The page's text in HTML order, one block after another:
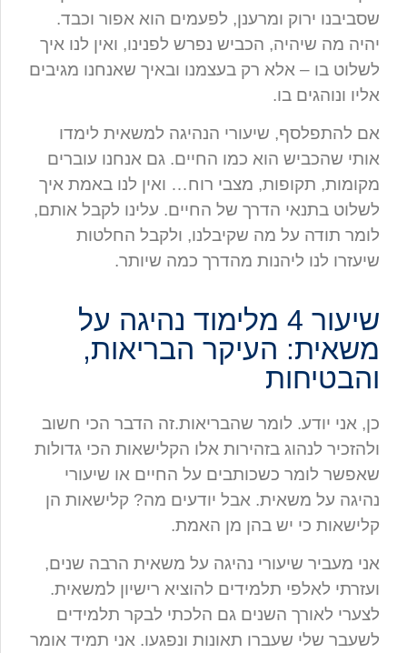
שסביבנו ירוק ומרענן, לפעמים הוא אפור וכבד.
יהיה מה שיהיה, הכביש נפרש לפנינו, ואין לנו איך
לשלוט בו – אלא רק בעצמנו ובאיך שאנחנו מגיבים
אליו ונוהגים בו.
אם להתפלסף, שיעורי הנהיגה למשאית לימדו
אותי שהכביש הוא כמו החיים. גם אנחנו עוברים
מקומות, תקופות, מצבי רוח… ואין לנו באמת איך
לשלוט בתנאי הדרך של החיים. עלינו לקבל אותם,
לומר תודה על מה שקיבלנו, ולקבל החלטות
שיעזרו לנו ליהנות מהדרך כמה שיותר.
שיעור 4 מלימוד נהיגה על
משאית: העיקר הבריאות,
והבטיחות
כן, אני יודע. לומר שהבריאות.זה הדבר הכי חשוב
ולהזכיר לנהוג בזהירות אלו הקלישאות הכי גדולות
שאפשר לומר כשכותבים על החיים או שיעורי
נהיגה על משאית. אבל יודעים מה? קלישאות הן
קלישאות כי יש בהן מן האמת.
אני מעביר שיעורי נהיגה על משאית הרבה שנים,
ועזרתי לאלפי תלמידים להוציא רישיון למשאית.
לצערי לאורך השנים גם הלכתי לבקר תלמידים
לשעבר שלי שעברו תאונות ונפגעו. אני תמיד אומר